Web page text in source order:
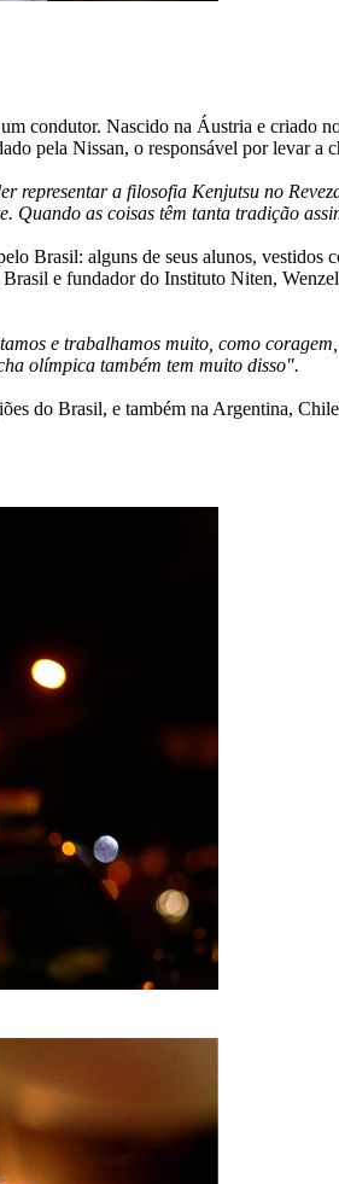
condutor. Nascido na Áustria e criado
pela Nissan, o responsável por levar
representar a filosofia Kenjutsu no
Quando as coisas têm tanta tradição
Brasil: alguns de seus alunos,
e fundador do Instituto Niten,
e trabalhamos muito, como
olímpica também tem muito disso".
do Brasil, e também na Argentina,